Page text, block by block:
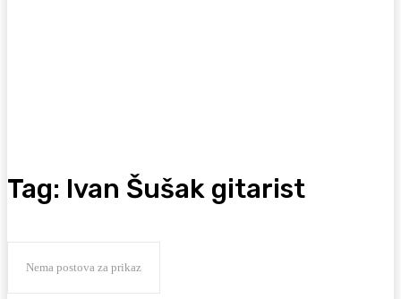
Tag: Ivan Šušak gitarist
Nema postova za prikaz